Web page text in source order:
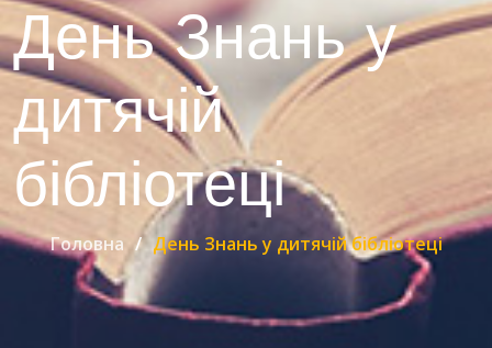
День Знань у
дитячій
бібліотеці
Головна День Знань у дитячій бібліотеці